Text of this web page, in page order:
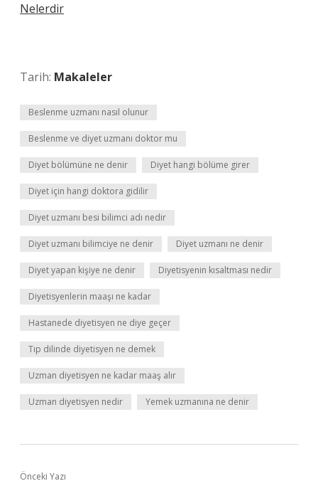
Nelerdir
Tarih: Makaleler
Beslenme uzmanı nasıl olunur
Beslenme ve diyet uzmanı doktor mu
Diyet bölümüne ne denir Diyet hangi bölüme girer
Diyet için hangi doktora gidilir
Diyet uzmanı besi bilimci adı nedir
Diyet uzmanı bilimciye ne denir Diyet uzmanı ne denir
Diyet yapan kişiye ne denir Diyetisyenin kısaltması nedir
Diyetisyenlerin maaşı ne kadar
Hastanede diyetisyen ne diye geçer
Tıp dilinde diyetisyen ne demek
Uzman diyetisyen ne kadar maaş alır
Uzman diyetisyen nedir Yemek uzmanına ne denir
Önceki Yazı